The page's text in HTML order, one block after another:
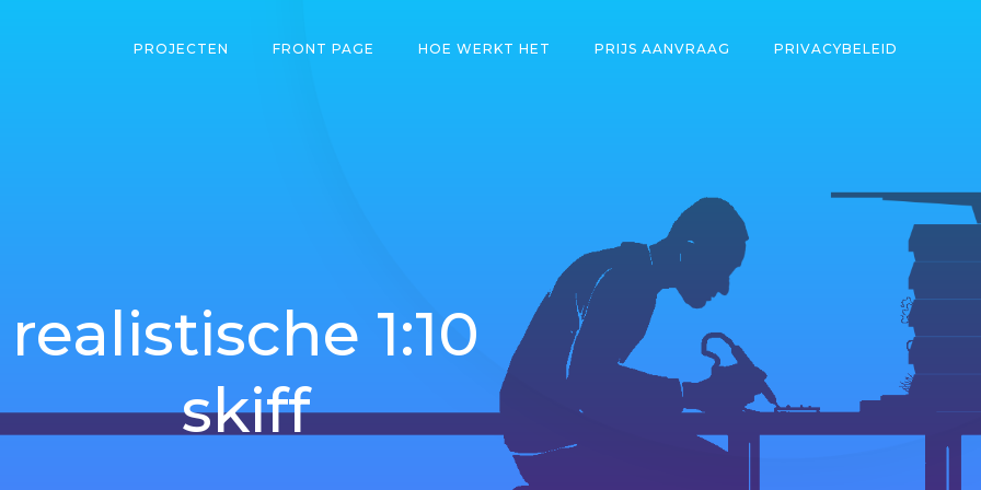
PROJECTEN FRONT PAGE HOE WERKT HET PRIJS AANVRAAG PRIVACYBELEID
realistische 1:10
skiff